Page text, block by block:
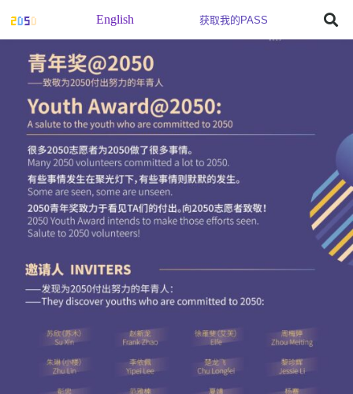
English 获取我的PASS